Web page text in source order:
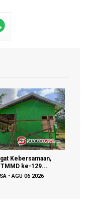
Kebersamaan,
TMMD ke-129...
•AGU 06 2026